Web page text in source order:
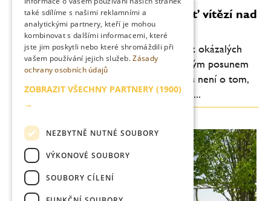
Vallmo bez Makovičky: když chuť vítězí nad
efektem
Pražské Vallmo vstupuje do nové éry. Bez okázalých
gest, bez snahy šokovat, ale s jasně čitelným posunem
na talíři. Degustační menu ve Vallmu dnes není o tom,
co všechno šéfkuchař Daniel Kukačka se...
také sdílíme s našimi reklamními a
analytickými partnery, kteří je mohou
kombinovat s dalšími informacemi, které
jste jim poskytli nebo které shromáždili při
vašem používání jejich služeb.Zásady
ochrany osobních údajů
ZOBRAZIT VŠECHNY PARTNERY (1900)
→
NEZBYTNĚ NUTNÉ SOUBORY
VÝKONOVÉ SOUBORY
SOUBORY CÍLENÍ